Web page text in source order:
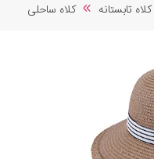
کلاه تابستانه کلاه ساحلی